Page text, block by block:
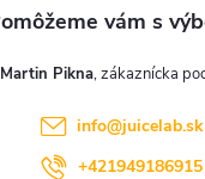
Martin Pikna
info@juicelab.sk
+421949186915